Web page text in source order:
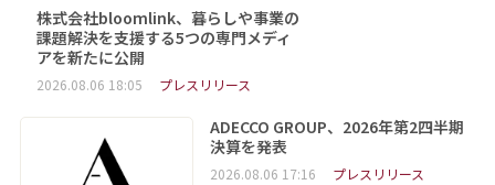
株式会社bloomlink、暮らしや事業の
課題解決を支援する5つの専門メディ
アを新たに公開
2026.08.06 18:05 プレスリリース
ADECCO GROUP、2026年第2四半期
決算を発表
2026.08.06 17:16 プレスリリース